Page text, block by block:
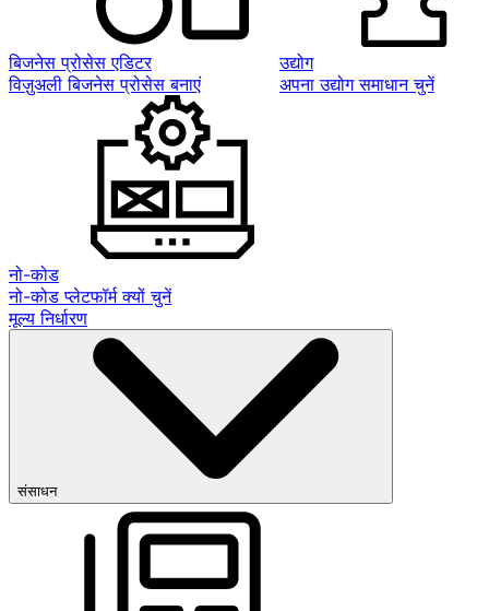
बिजनेस प्रोसेस एडिटर
विज़ुअली बिजनेस प्रोसेस बनाएं
उद्योग
अपना उद्योग समाधान चुनें
नो-कोड
नो-कोड प्लेटफॉर्म क्यों चुनें
मूल्य निर्धारण
संसाधन